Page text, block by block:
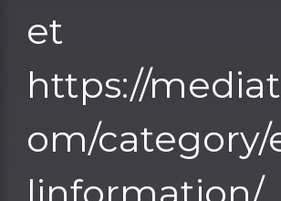
et à
https://
om/